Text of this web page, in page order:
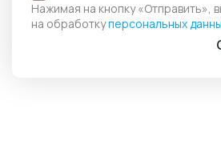
Нажимая на кнопку «Отправить»,
на обработкуперсональных